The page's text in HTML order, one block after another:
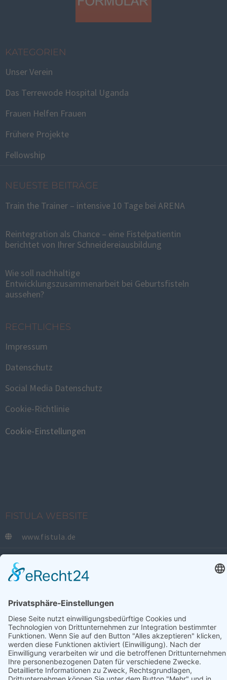
KATEGORIEN
Unser Verein
Das Terrewode Hospital Uganda
Frauen Helfen Frauen
Frühere Projekte
Fellowship
NEUESTE BEITRÄGE
Train the Trainer – intensive 10 Tage bei ARENA
Reintegration als Chance – eine Fistelpatientin
berichtet von Ihrer Schneidereiausbildung
Wie soll nachhaltige
Entwicklungszusammenarbeit bei Geburtsfisteln
aussehen?
RECHTLICHES
Impressum
Datenschutz
Social Media Datenschutz
Cookie-Richtlinie
Cookie-Einstellungen
FISTULA WEBSITE
www.fistula.de
SOCIAL
SPENDEN
Zum Spendenformular